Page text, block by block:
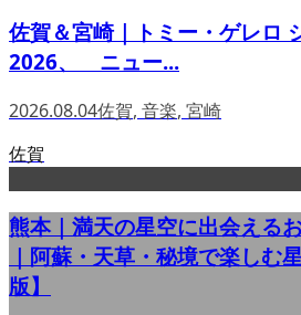
佐賀＆宮崎｜トミー・ゲレロ
2026、 ニュー...
2026.08.04佐賀, 音楽, 宮崎
佐賀
熊本｜満天の星空に出会える
｜阿蘇・天草・秘境で楽しむ
版】